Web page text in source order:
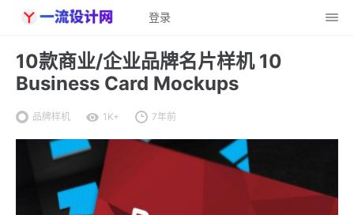
登录
10款商业/企业品牌名片样机 10
Business Card Mockups
品牌样机 1K+ 7年前